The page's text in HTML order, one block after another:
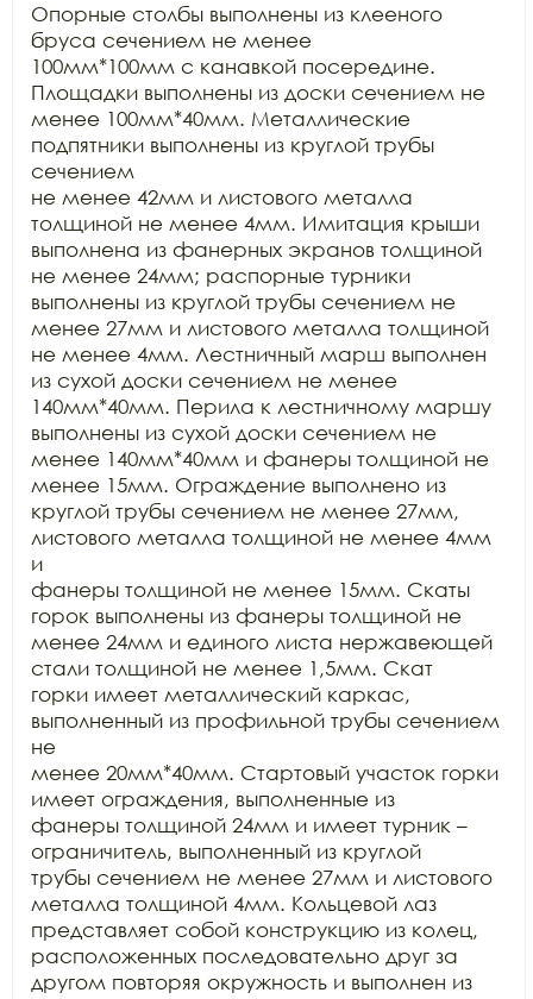
Опорные столбы выполнены из клееного
бруса сечением не менее
100мм*100мм с канавкой посередине.
Площадки выполнены из доски сечением не
менее 100мм*40мм. Металлические
подпятники выполнены из круглой трубы
сечением
не менее 42мм и листового металла
толщиной не менее 4мм. Имитация крыши
выполнена из фанерных экранов толщиной
не менее 24мм; распорные турники
выполнены из круглой трубы сечением не
менее 27мм и листового металла толщиной
не менее 4мм. Лестничный марш выполнен
из сухой доски сечением не менее
140мм*40мм. Перила к лестничному маршу
выполнены из сухой доски сечением не
менее 140мм*40мм и фанеры толщиной не
менее 15мм. Ограждение выполнено из
круглой трубы сечением не менее 27мм,
листового металла толщиной не менее 4мм
и
фанеры толщиной не менее 15мм. Скаты
горок выполнены из фанеры толщиной не
менее 24мм и единого листа нержавеющей
стали толщиной не менее 1,5мм. Скат
горки имеет металлический каркас,
выполненный из профильной трубы сечением
не
менее 20мм*40мм. Стартовый участок горки
имеет ограждения, выполненные из
фанеры толщиной 24мм и имеет турник –
ограничитель, выполненный из круглой
трубы сечением не менее 27мм и листового
металла толщиной 4мм. Кольцевой лаз
представляет собой конструкцию из колец,
расположенных последовательно друг за
другом повторяя окружность и выполнен из